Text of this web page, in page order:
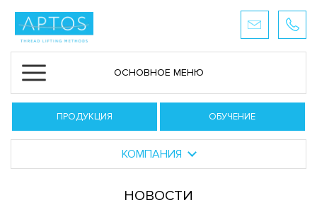
ОСНОВНОЕ МЕНЮ
ПРОДУКЦИЯ ОБУЧЕНИЕ
КОМПАНИЯ
НОВОСТИ